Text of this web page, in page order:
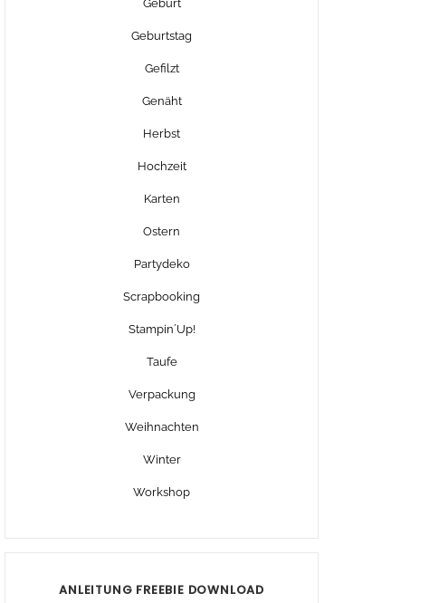
Geburt
Geburtstag
Gefilzt
Genäht
Herbst
Hochzeit
Karten
Ostern
Partydeko
Scrapbooking
Stampin´Up!
Taufe
Verpackung
Weihnachten
Winter
Workshop
ANLEITUNG FREEBIE DOWNLOAD